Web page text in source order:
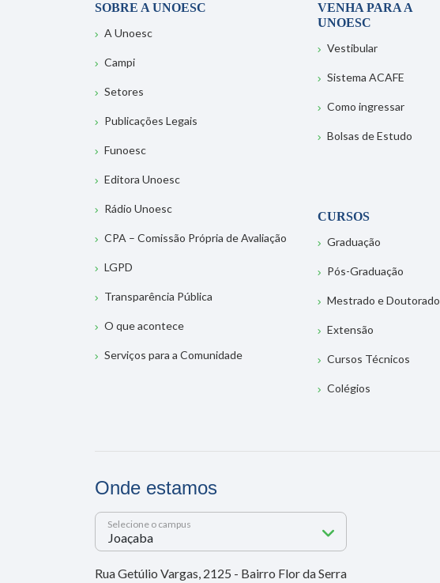
SOBRE A UNOESC
A Unoesc
Campi
Setores
Publicações Legais
Funoesc
Editora Unoesc
Rádio Unoesc
CPA – Comissão Própria de Avaliação
LGPD
Transparência Pública
O que acontece
Serviços para a Comunidade
VENHA PARA A
UNOESC
Vestibular
Sistema ACAFE
Como ingressar
Bolsas de Estudo
CURSOS
Graduação
Pós-Graduação
Mestrado e Doutorado
Extensão
Cursos Técnicos
Colégios
Onde estamos
Selecione o campus
Rua Getúlio Vargas, 2125 - Bairro Flor da Serra